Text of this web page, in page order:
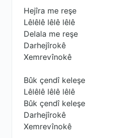
Hejîra me reşe
Lêlêlê lêlê lêlê
Delala me reşe
Darhejîrokê
Xemrevînokê
Bûk çendî keleşe
Lêlêlê lêlê lêlê
Bûk çendî keleşe
Darhejîrokê
Xemrevînokê